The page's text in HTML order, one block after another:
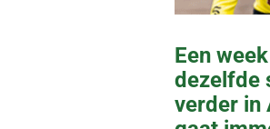
Een
dezelfde
verder in